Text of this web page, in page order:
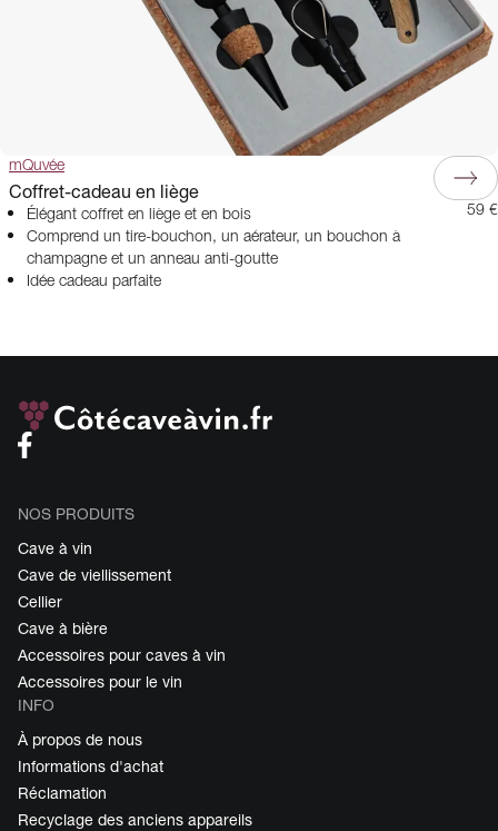
mQuvée
Coffret-cadeau en liège
Élégant coffret en liège et en bois
Comprend un tire-bouchon, un aérateur, un bouchon à
champagne et un anneau anti-goutte
Idée cadeau parfaite
59 €
NOS PRODUITS
Cave à vin
Cave de viellissement
Cellier
Cave à bière
Accessoires pour caves à vin
Accessoires pour le vin
INFO
À propos de nous
Informations d'achat
Réclamation
Recyclage des anciens appareils